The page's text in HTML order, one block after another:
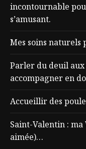
incontournable
s’amusant.
Mes soins naturels
Parler du deuil
accompagner en
Accueillir des
Saint-Valentin :
aimée)…